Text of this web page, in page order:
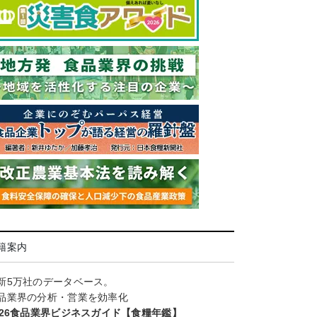
案内
5万社のデータベース。
業界の分析・営業を効率化
食品業界ビジネスガイド【食糧年鑑】